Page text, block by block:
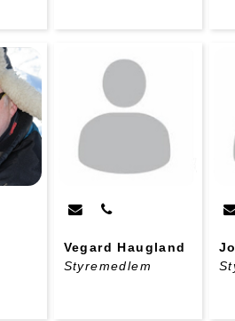
Vegard Haugland
Styremedlem